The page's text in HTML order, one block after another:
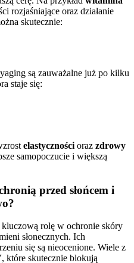
rozjaśniające oraz działanie
skutecznie:
są zauważalne już po kilku
staje się:
elastyczności oraz zdrowy
samopoczucie i większą
przed słońcem i
rolę w ochronie skóry
słonecznych. Ich
się są nieocenione. Wiele z
, które skutecznie blokują